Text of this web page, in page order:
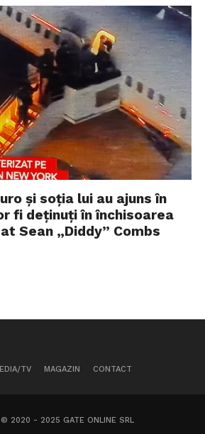
și soția lui au ajuns în
fi deținuți în închisoarea
Sean „Diddy” Combs
TV MAGAZIN CONTACT
2020 - 2025 GATE ONLINE SRL